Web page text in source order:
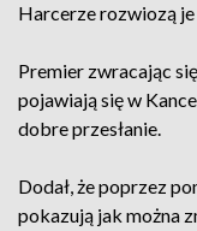
Harcerze rozwiozą
Premier zwracając
pojawiają się w
dobre przesłanie.
Dodał, że poprzez
pokazują jak można